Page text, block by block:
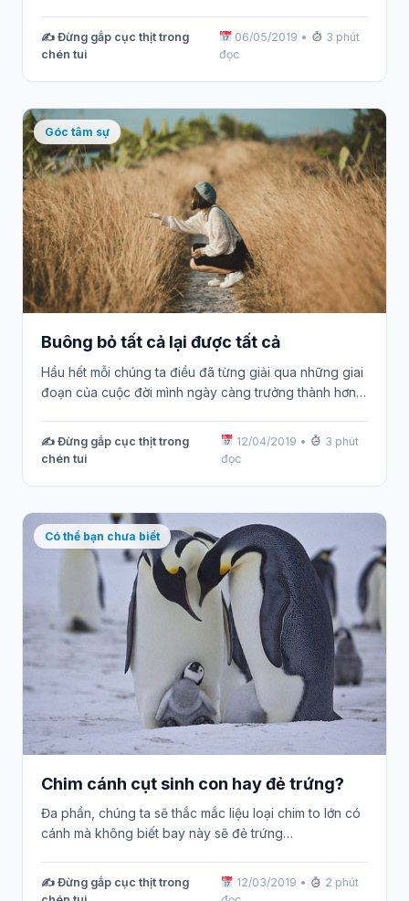
✍️ Đừng gắp cục thịt trong
chén tui
06/05/2019 •
3 phút
đọc
Góc tâm sự
Buông bỏ tất cả lại được tất cả
Hầu hết mỗi chúng ta điều đã từng giải qua những giai
đoạn của cuộc đời mình ngày càng trưởng thành hơn…
✍️ Đừng gắp cục thịt trong
chén tui
12/04/2019 •
3 phút
đọc
Có thể bạn chưa biết
Chim cánh cụt sinh con hay đẻ trứng?
Đa phần, chúng ta sẽ thắc mắc liệu loại chim to lớn có
cánh mà không biết bay này sẽ đẻ trứng…
✍️ Đừng gắp cục thịt trong
12/03/2019 •
2 phút